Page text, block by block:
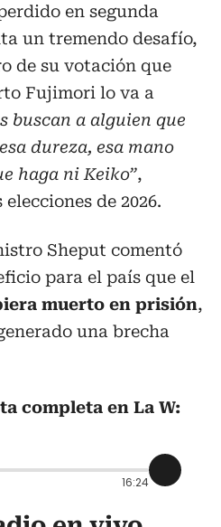
en segunda
un tremendo desafío,
de su votación que
Fujimori lo va a
buscan a alguien que
dureza, esa mano
haga ni Keiko”,
de 2026.
Sheput comentó
para el país que el
muerto en prisión,
una brecha
completa en La W:
16:24